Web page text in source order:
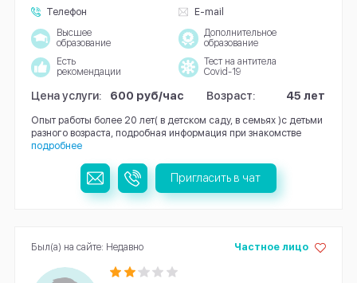
Телефон
E-mail
Высшее
образование
Дополнительное
образование
Есть
рекомендации
Тест на антитела
Covid-19
Цена услуги: 600 руб/час Возраст: 45 лет
Опыт работы более 20 лет( в детском саду, в семьях )с детьми
разного возраста, подробная информация при знакомстве
подробнее
Пригласить в чат
Частное лицо
Был(а) на сайте: Недавно